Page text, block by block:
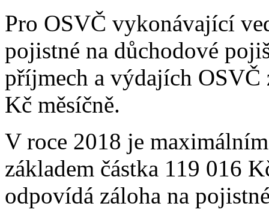
Pro OSVČ vykonávající
pojistné na důchodové
příjmech a výdajích
Kč měsíčně.
V roce 2018 je
základem částka 119 016
odpovídá záloha na